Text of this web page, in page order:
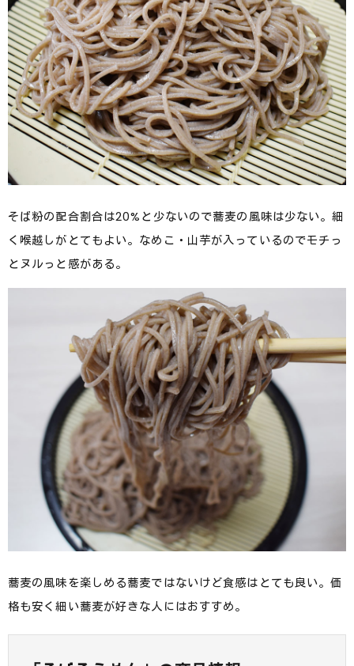
そば粉の配合割合は20%と少ないので蕎麦の風味は少ない。細
く喉越しがとてもよい。なめこ・山芋が入っているのでモチっ
とヌルっと感がある。
蕎麦の風味を楽しめる蕎麦ではないけど食感はとても良い。価
格も安く細い蕎麦が好きな人にはおすすめ。